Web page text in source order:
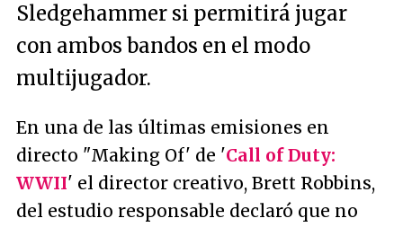
Sledgehammer si permitirá jugar
con ambos bandos en el modo
multijugador.
En una de las últimas emisiones en
directo "Making Of' de 'Call of Duty:
WWII' el director creativo, Brett Robbins,
del estudio responsable declaró que no